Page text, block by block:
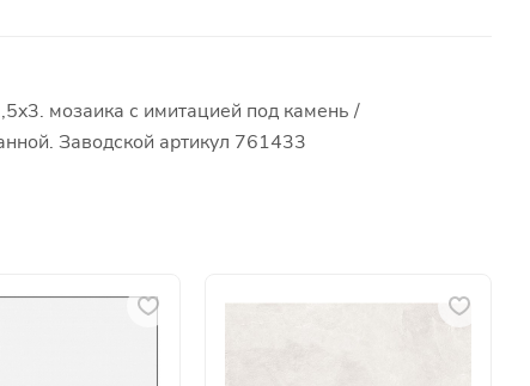
мозаика с имитацией под камень /
Заводской артикул 761433